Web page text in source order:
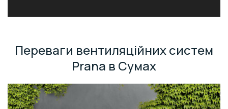
Переваги вентиляційних систем
Prana в Сумах